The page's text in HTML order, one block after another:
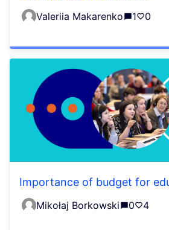
Valeriia Makarenko 1 0
Importance of budget for
Mikołaj Borkowski 0 4